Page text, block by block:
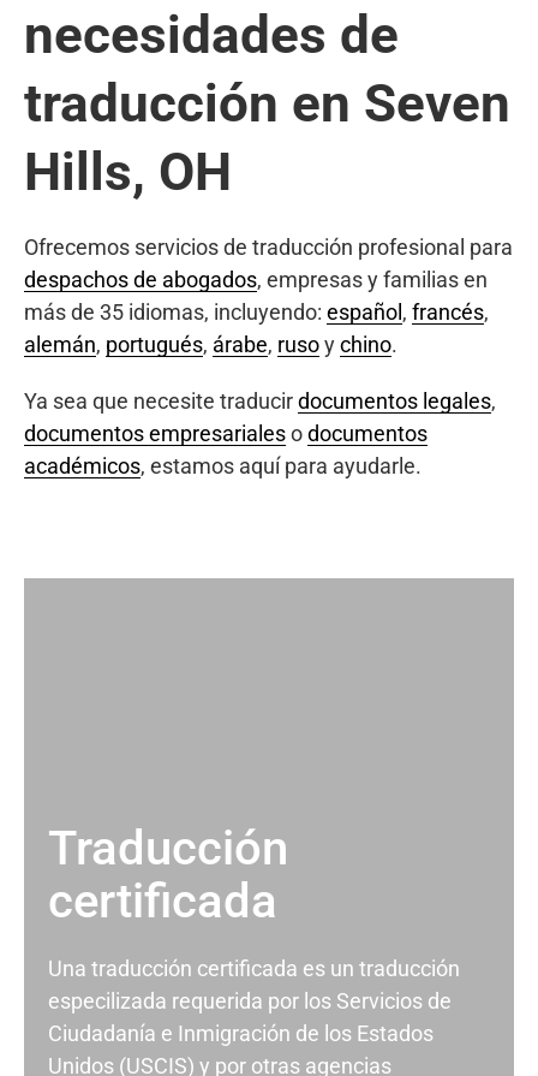
necesidades de
traducción en Seven
Hills, OH
Ofrecemos servicios de traducción profesional para
despachos de abogados, empresas y familias en
más de 35 idiomas, incluyendo: español , francés,
alemán, portugués, árabe, rusoychino.
Ya sea que necesite traducirdocumentos legales,
documentos empresarialesodocumentos
académicos, estamos aquí para ayudarle.
Traducción
certificada
Una traducción certificada es un traducción
especilizada requerida por los Servicios de
Ciudadanía e Inmigración de los Estados
Unidos (USCIS) y por otras agencias